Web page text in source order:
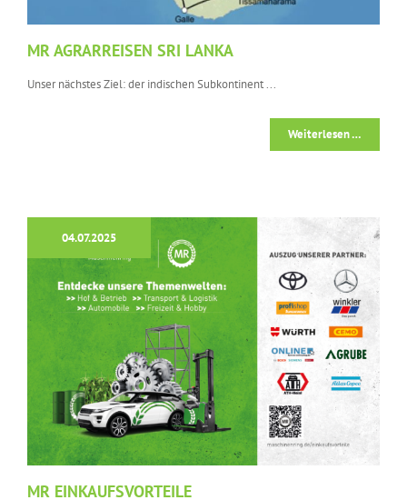
MR AGRARREISEN SRI LANKA
Unser nächstes Ziel: der indischen Subkontinent ...
Weiterlesen …
04.07.2025
MR EINKAUFSVORTEILE